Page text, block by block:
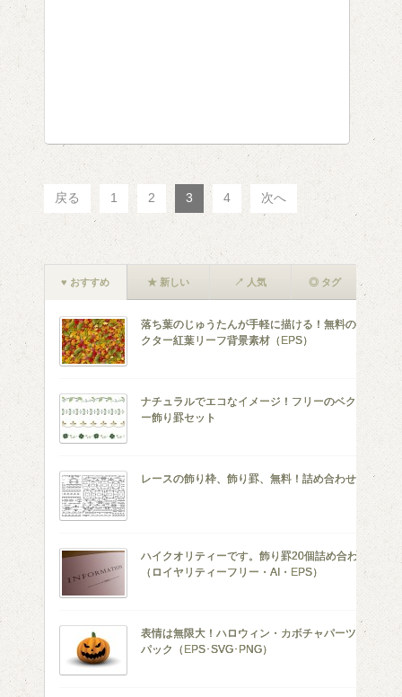
戻る 1 2 3 4 次へ
♥ おすすめ ★ 新しい ↗ 人気 ◎ タグ
落ち葉のじゅうたんが手軽に描ける！無料のベ
クター紅葉リーフ背景素材（EPS）
ナチュラルでエコなイメージ！フリーのベクタ
ー飾り罫セット
レースの飾り枠、飾り罫、無料！詰め合わせ
ハイクオリティーです。飾り罫20個詰め合わせ
（ロイヤリティーフリー・AI・EPS）
表情は無限大！ハロウィン・カボチャパーツの
パック（EPS･SVG･PNG）